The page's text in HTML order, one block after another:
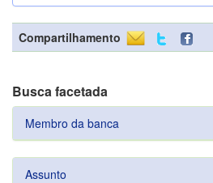
Compartilhamento
Busca facetada
Membro da banca
Assunto